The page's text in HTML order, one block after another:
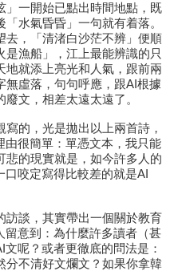
」一開始已點出時間地點，既
水氣昏昏」一句就有着落。
去，「清渚白沙茫不辨」便順
漁船」，江上最能辨識的只
地就添上亮光和人氣，跟前兩
無虛落，句句呼應，跟AI根據
廢文，相差太遠太遠了。
的，光是拋出以上兩首詩，
很簡單：單憑文本，我只能
悲的現實就是，如今許多人的
咬定寫得比較差的就是AI
訪談，其實帶出一個關於教育
留意到：為什麼許多讀者（甚
呢？或者更徹底的問法是：
分不清好文爛文？如果你拿韓